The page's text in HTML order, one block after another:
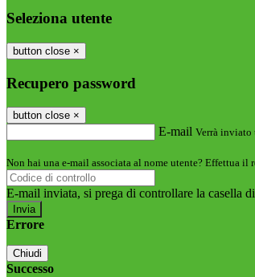
Seleziona utente
button close ×
Recupero password
button close ×
E-mail Verrà inviato
Non hai una e-mail associata al nome utente? Effettua il
E-mail inviata, si prega di controllare la casella
Errore
Chiudi
Successo